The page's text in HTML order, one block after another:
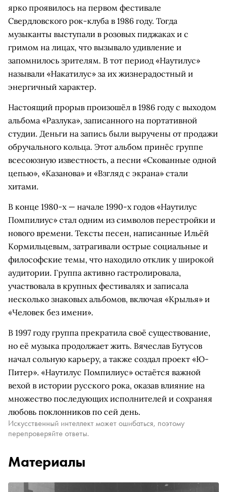
ярко проявилось на первом фестивале
Свердловского рок-клуба в 1986 году. Тогда
музыканты выступали в розовых пиджаках и с
гримом на лицах, что вызывало удивление и
запомнилось зрителям. В тот период «Наутилус»
называли «Накатилус» за их жизнерадостный и
энергичный характер.
Настоящий прорыв произошёл в 1986 году с выходом
альбома «Разлука», записанного на портативной
студии. Деньги на запись были выручены от продажи
обручального кольца. Этот альбом принёс группе
всесоюзную известность, а песни «Скованные одной
цепью», «Казанова» и «Взгляд с экрана» стали
хитами.
В конце 1980-х — начале 1990-х годов «Наутилус
Помпилиус» стал одним из символов перестройки и
нового времени. Тексты песен, написанные Ильёй
Кормильцевым, затрагивали острые социальные и
философские темы, что находило отклик у широкой
аудитории. Группа активно гастролировала,
участвовала в крупных фестивалях и записала
несколько знаковых альбомов, включая «Крылья» и
«Человек без имени».
В 1997 году группа прекратила своё существование,
но её музыка продолжает жить. Вячеслав Бутусов
начал сольную карьеру, а также создал проект «Ю-
Питер». «Наутилус Помпилиус» остаётся важной
вехой в истории русского рока, оказав влияние на
множество последующих исполнителей и сохраняя
любовь поклонников по сей день.
Искусственный интеллект может ошибаться, поэтому
перепроверяйте ответы.
Материалы